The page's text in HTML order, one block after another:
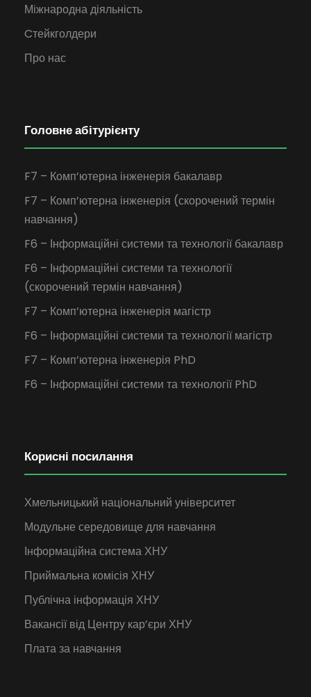
Міжнародна діяльність
Cтейкголдери
Про нас
Головне абітурієнту
F7 – Комп’ютерна інженерія бакалавр
F7 – Комп’ютерна інженерія (скорочений термін
навчання)
F6 – Інформаційні системи та технології бакалавр
F6 – Інформаційні системи та технології
(скорочений термін навчання)
F7 – Комп’ютерна інженерія магістр
F6 – Інформаційні системи та технології магістр
F7 – Комп’ютерна інженерія PhD
F6 – Інформаційні системи та технології PhD
Корисні посилання
Хмельницький національний університет
Модульне середовище для навчання
Інформаційна система ХНУ
Приймальна комісія ХНУ
Публічна інформація ХНУ
Вакансії від Центру кар’єри ХНУ
Плата за навчання